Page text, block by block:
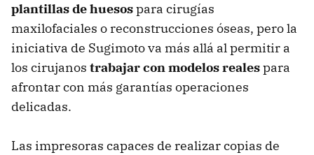
plantillas de huesospara cirugías
maxilofaciales o reconstrucciones óseas, pero la
iniciativa de Sugimoto va más allá al permitir a
los cirujanos trabajar con modelos realespara
afrontar con más garantías operaciones
delicadas.
Las impresoras capaces de realizar copias de